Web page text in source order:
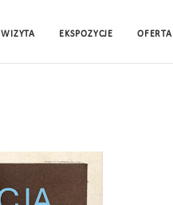
WIZYTA EKSPOZYCJE OFERTA